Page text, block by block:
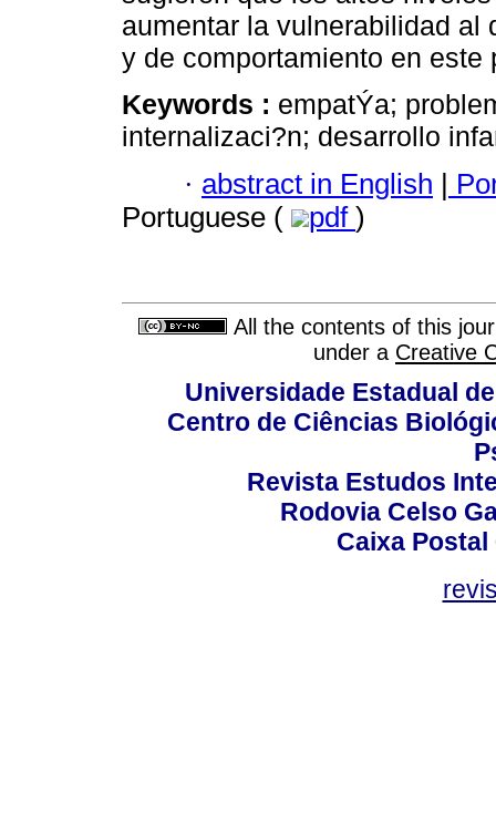
aumentar la vulnerabilidad al
y de comportamiento en
Keywords : empatÝa;
internalizaci?n; desarrollo
· abstract in English |
Portuguese (
pdf )
All the contents of this
under a Creative
Universidade Estadual
Centro de Ciências
Revista Estudos
Rodovia Celso
Caixa Postal